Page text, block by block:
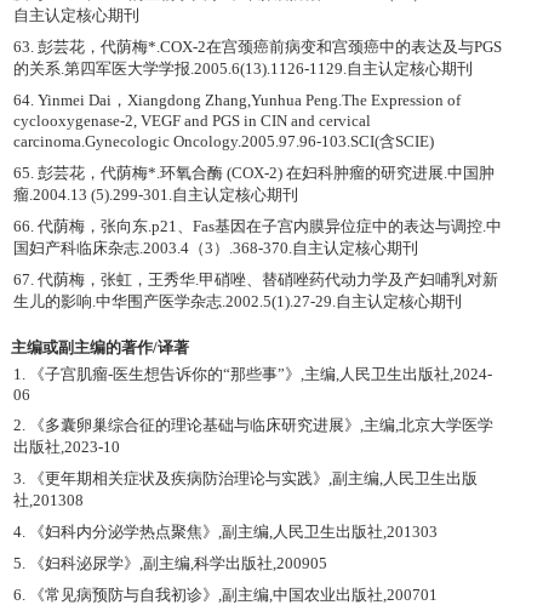
自主认定核心期刊
63. 彭芸花，代荫梅*.COX-2在宫颈癌前病变和宫颈癌中的表达及与PGS
的关系.第四军医大学学报.2005.6(13).1126-1129.自主认定核心期刊
64. Yinmei Dai，Xiangdong Zhang,Yunhua Peng.The Expression of
cyclooxygenase-2, VEGF and PGS in CIN and cervical
carcinoma.Gynecologic Oncology.2005.97.96-103.SCI(含SCIE)
65. 彭芸花，代荫梅*.环氧合酶 (COX-2) 在妇科肿瘤的研究进展.中国肿
瘤.2004.13 (5).299-301.自主认定核心期刊
66. 代荫梅，张向东.p21、Fas基因在子宫内膜异位症中的表达与调控.中
国妇产科临床杂志.2003.4（3）.368-370.自主认定核心期刊
67. 代荫梅，张虹，王秀华.甲硝唑、替硝唑药代动力学及产妇哺乳对新
生儿的影响.中华围产医学杂志.2002.5(1).27-29.自主认定核心期刊
主编或副主编的著作/译著
1. 《子宫肌瘤-医生想告诉你的“那些事”》,主编,人民卫生出版社,2024-
06
2. 《多囊卵巢综合征的理论基础与临床研究进展》,主编,北京大学医学
出版社,2023-10
3. 《更年期相关症状及疾病防治理论与实践》,副主编,人民卫生出版
社,201308
4. 《妇科内分泌学热点聚焦》,副主编,人民卫生出版社,201303
5. 《妇科泌尿学》,副主编,科学出版社,200905
6. 《常见病预防与自我初诊》,副主编,中国农业出版社,200701